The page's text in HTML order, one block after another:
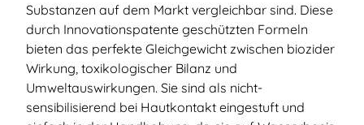
Substanzen auf dem Markt vergleichbar sind. Diese
durch Innovationspatente geschützten Formeln
bieten das perfekte Gleichgewicht zwischen biozider
Wirkung, toxikologischer Bilanz und
Umweltauswirkungen. Sie sind als nicht-
sensibilisierend bei Hautkontakt eingestuft und